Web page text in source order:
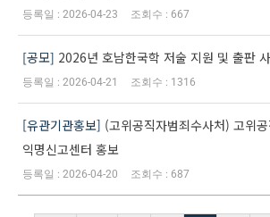
2026-04-23 667
공모 2026년 호남한국학 저술 지원 및 출판
2026-04-21 1316
유관기관홍보 (고위공직자범죄수사처) 고위
익명신고센터 홍보
2026-04-20 687